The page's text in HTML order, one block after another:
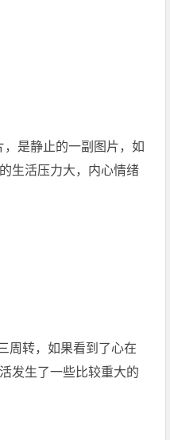
是静止的一副图片，如
生活压力大，内心情绪
周转，如果看到了心在
发生了一些比较重大的